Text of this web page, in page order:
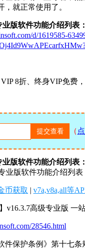
就正常使用了。
版软件功能介绍列表：
d/1619585-
8折、终身VIP免费
（
版软件功能介绍列表：
币获取 | v7a,v8a,all等
】v16.3.7高级专业版 一
28546.html
件保护条例》第十七